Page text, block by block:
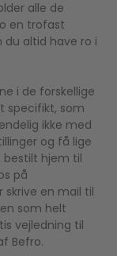
alle de
en trofast
altid have ro i
i de forskellige
specifikt, som
ikke med
og få lige
hjem til
på
skrive en mail til
som helt
vejledning til
Befro.